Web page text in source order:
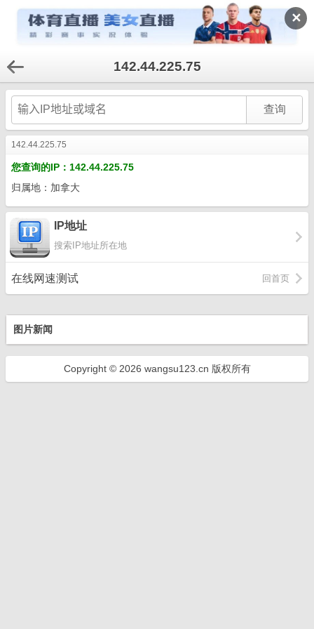
✕
142.44.225.75
142.44.225.75
您查询的IP：142.44.225.75
归属地：加拿大
IP地址
搜索IP地址所在地
在线网速测试 回首页
图片新闻
Copyright © 2026 wangsu123.cn 版权所有